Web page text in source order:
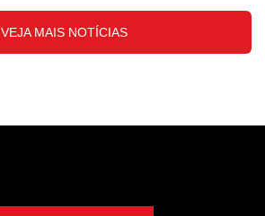
VEJA MAIS NOTÍCIAS